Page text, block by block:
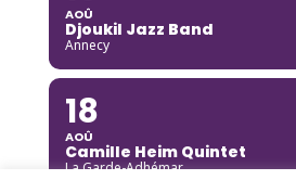
AOÛ
Djoukil Jazz Band
Annecy
18
AOÛ
Camille Heim Quintet
La Garde-Adhémar